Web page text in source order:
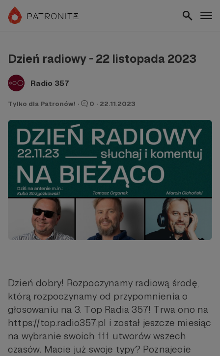
Dzień radiowy - 22 listopada 2023
Radio 357
Tylko dla Patronów! · 0 · 22.11.2023
Dzień dobry! Rozpoczynamy radiową środę,
którą rozpoczynamy od przypomnienia o
głosowaniu na 3. Top Radia 357! Trwa ono na
https://top.radio357.pl i został jeszcze miesiąc
na wybranie swoich 111 utworów wszech
czasów. Macie już swoje typy? Poznajecie